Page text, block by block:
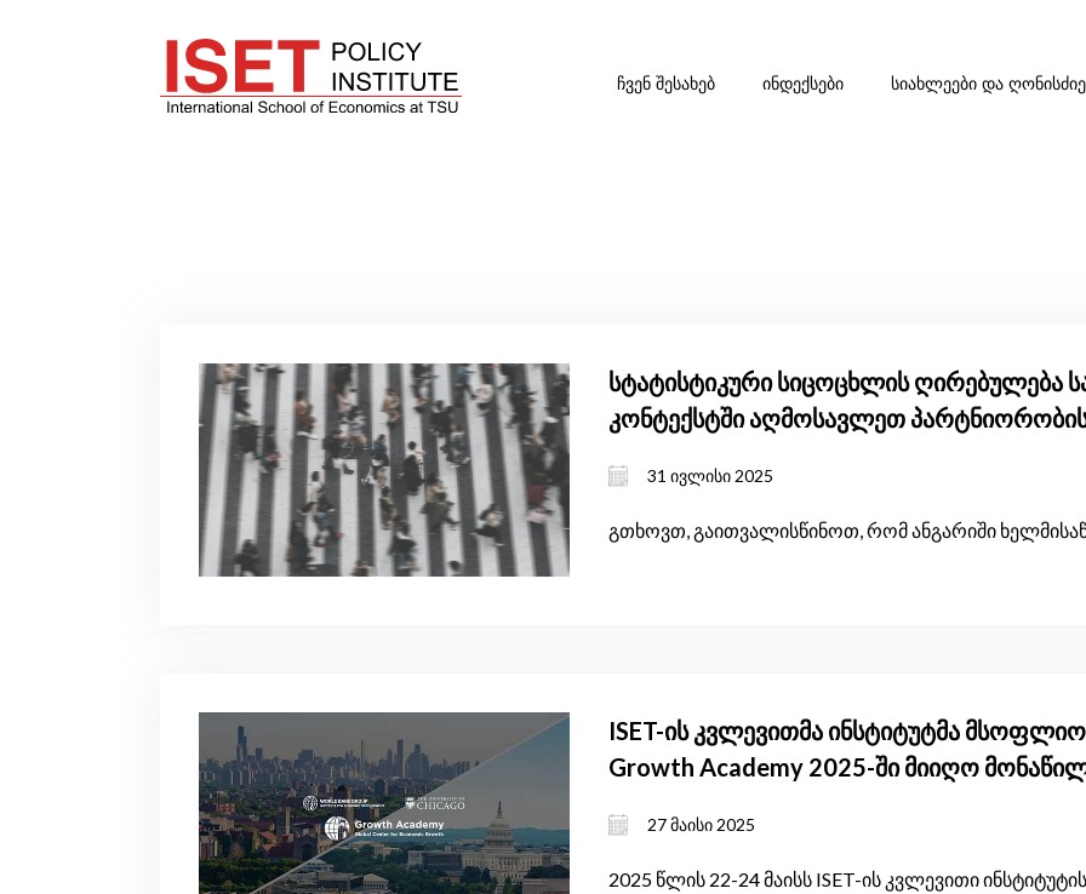
ᲩᲕᲔᲜ ᲨᲔᲡᲐᲮᲔᲑ ᲘᲜᲓᲔᲥᲡᲔᲑᲘ ᲡᲘᲐᲮᲚᲔᲔᲑᲘ ᲓᲐ
სტატისტიკური სიცოცხლის ღირებულება
კონტექსტში აღმოსავლეთ პარტნიორობის
31 ივლისი 2025
გთხოვთ, გაითვალისწინოთ, რომ ანგარიში
ISET-ის კვლევითმა ინსტიტუტმა
Growth Academy 2025-ში მიიღო
27 მაისი 2025
2025 წლის 22-24 მაისს ISET-ის კვლევითი